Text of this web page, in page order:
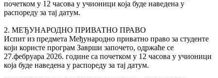
почетком у 12 часова у учионици која буде наведена у
распореду за тај датум.
2. МЕЂУНАРОДНО ПРИВАТНО ПРАВО
Испит из предмета Међународно приватно право за студенте
који користе програм Заврши започето, одржаће се
27.фебруара 2026. године са почетком у 12 часова у учионици
која буде наведена у распореду за тај датум.